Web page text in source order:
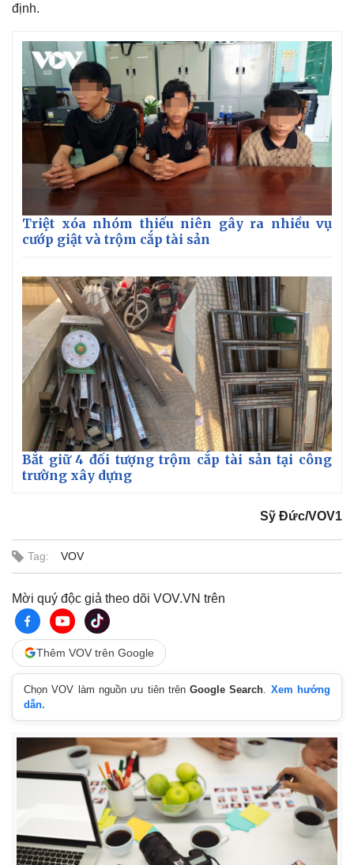
Kinh tế
Bất động sản
Khởi nghiệp
Thị trường
Giá vàng
Tiêu dùng
định.
Triệt xóa nhóm thiếu niên gây ra nhiều vụ
cướp giật và trộm cắp tài sản
Bắt giữ 4 đối tượng trộm cắp tài sản tại công
trường xây dựng
Sỹ Đức/VOV1
Tag: VOV
Mời quý độc giả theo dõi VOV.VN trên
Thêm VOV trên Google
Chọn VOV làm nguồn ưu tiên trênGoogle Search
Xem hướng
dẫn.